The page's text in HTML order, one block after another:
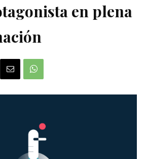
en plena